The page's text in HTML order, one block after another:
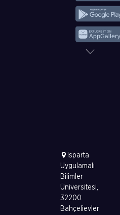
Isparta
Uygulamalı
Bilimler
Üniversitesi,
32200
Bahçelievler